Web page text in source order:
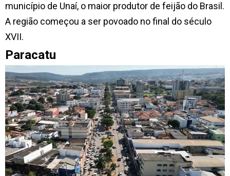
município de Unaí, o maior produtor de feijão do Brasil.
A região começou a ser povoado no final do século
XVII.
Paracatu